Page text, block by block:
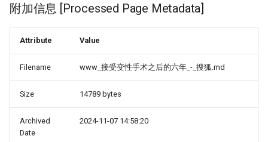
附加信息 [Processed Page Metadata]
Attribute Value
Filename www_接受变性手术之后的六年_-_搜狐.md
Size 14789 bytes
Archived
Date
2024-11-07 14:58:20